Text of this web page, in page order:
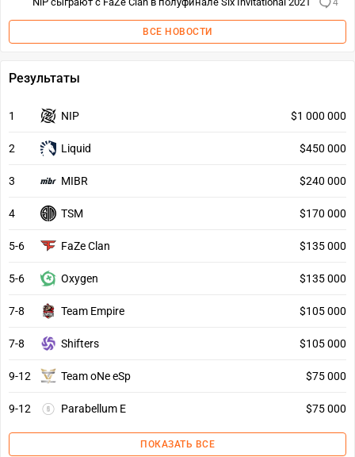
4
ВСЕ НОВОСТИ
Результаты
1 NIP $1 000 000
2 Liquid $450 000
3 MIBR $240 000
4 TSM $170 000
5-6 FaZe Clan $135 000
5-6 Oxygen $135 000
7-8 Team Empire $105 000
7-8 Shifters $105 000
9-12 Team oNe eSp $75 000
9-12 Parabellum E $75 000
ПОКАЗАТЬ ВСЕ